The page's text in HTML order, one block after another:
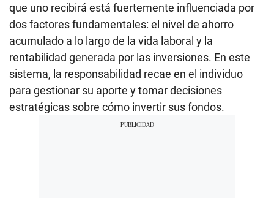
que uno recibirá está fuertemente influenciada por
dos factores fundamentales: el nivel de ahorro
acumulado a lo largo de la vida laboral y la
rentabilidad generada por las inversiones. En este
sistema, la responsabilidad recae en el individuo
para gestionar su aporte y tomar decisiones
estratégicas sobre cómo invertir sus fondos.